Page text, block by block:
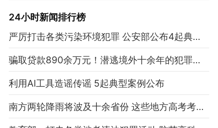
24小时新闻排行榜
严厉打击各类污染环境犯罪 公安部公布4起典型案例
骗取贷款890余万元！潜逃境外十余年的犯罪嫌疑人被押解回国
利用AI工具造谣传谣 5起典型案例公布
南方两轮降雨将波及十余省份 这些地方高考考生注意防雨